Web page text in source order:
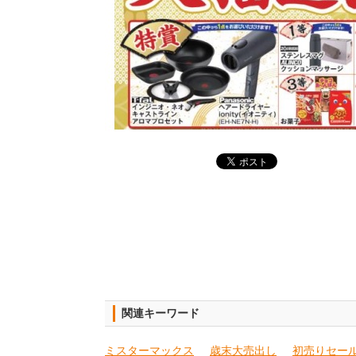
関連キーワード
ミスターマックス 歳末大売出し 初売りセー